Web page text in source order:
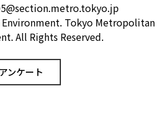
Tokyo Metropolitan
All Rights Reserved.
ンケート